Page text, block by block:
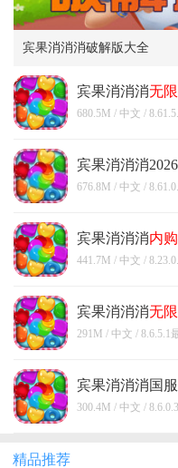
宾果消消消破解版大全
宾果消消消无
版
680.5M / 中文 /
宾果消消消2026
版
676.8M / 中文 /
宾果消消消内购
8.23.0.6安卓版
441.7M / 中文 /
宾果消消消无限
版
291M / 中文 / 8.6.5.1
宾果消消消国服
最新版
300.4M / 中文 /
精品推荐